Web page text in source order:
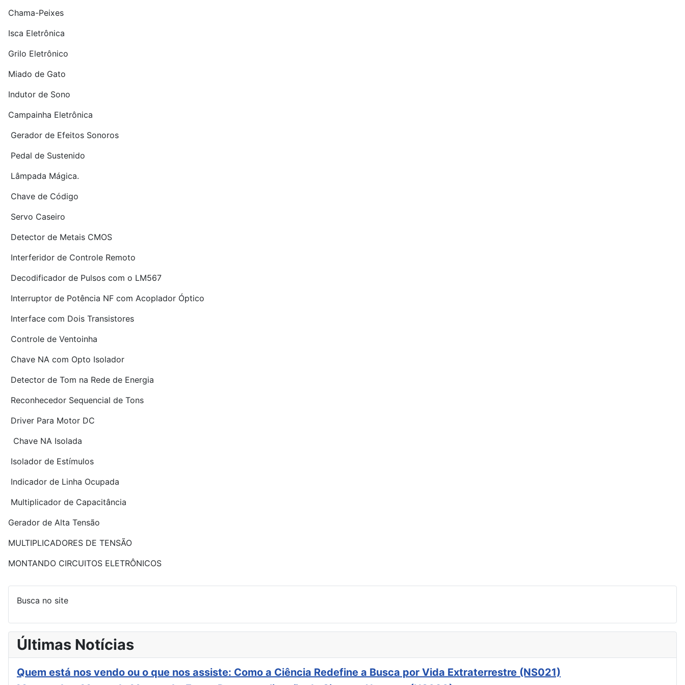
Chama-Peixes
Isca Eletrônica
Grilo Eletrônico
Miado de Gato
Indutor de Sono
Campainha Eletrônica
Gerador de Efeitos Sonoros
Pedal de Sustenido
Lâmpada Mágica.
Chave de Código
Servo Caseiro
Detector de Metais CMOS
Interferidor de Controle Remoto
Decodificador de Pulsos com o LM567
Interruptor de Potência NF com Acoplador Óptico
Interface com Dois Transistores
Controle de Ventoinha
Chave NA com Opto Isolador
Detector de Tom na Rede de Energia
Reconhecedor Sequencial de Tons
Driver Para Motor DC
Chave NA Isolada
Isolador de Estímulos
Indicador de Linha Ocupada
Multiplicador de Capacitância
Gerador de Alta Tensão
MULTIPLICADORES DE TENSÃO
MONTANDO CIRCUITOS ELETRÔNICOS
Busca no site
Últimas Notícias
Quem está nos vendo ou o que nos assiste: Como a Ciência Redefine a Busca por Vida Extraterrestre (NS021)